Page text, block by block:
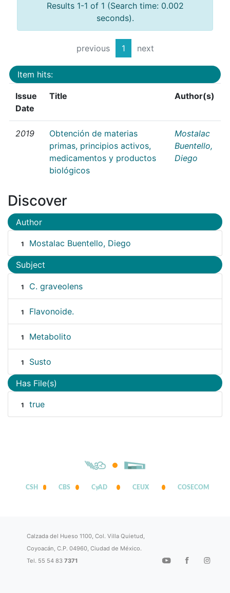
Results 1-1 of 1 (Search time: 0.002
seconds).
previous 1 next
Item hits:
Issue
Date
Title Author(s)
2019
Obtención de materias
primas, principios activos,
medicamentos y productos
biológicos
Mostalac
Buentello,
Diego
Discover
Author
1 Mostalac Buentello, Diego
Subject
1 C. graveolens
1 Flavonoide.
1 Metabolito
1 Susto
Has File(s)
1 true
CSH CBS CyAD CEUX COSECOM
Calzada del Hueso 1100, Col. Villa Quietud,
Coyoacán, C.P. 04960, Ciudad de México.
Tel. 55 54 837371